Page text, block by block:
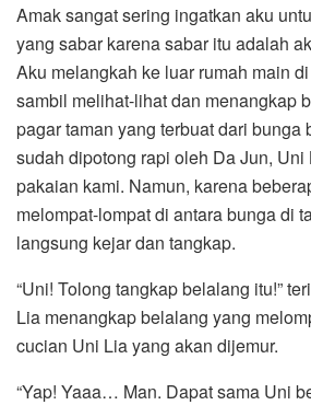
Amak sangat sering ingatkan aku
yang sabar karena sabar itu adalah
Aku melangkah ke luar rumah main
sambil melihat-lihat dan menangkap
pagar taman yang terbuat dari bunga
sudah dipotong rapi oleh Da Jun, Uni
pakaian kami. Namun, karena
melompat-lompat di antara bunga di
langsung kejar dan tangkap.
“Uni! Tolong tangkap belalang itu!”
Lia menangkap belalang yang
cucian Uni Lia yang akan dijemur.
“Yap! Yaaa… Man. Dapat sama Uni